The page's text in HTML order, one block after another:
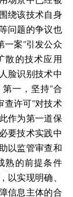
绕该技术自身
问题的争议也
一案”引发公众
散的技术应用
脸识别技术中
一，坚持“合
查许可”对技术
作为第一道保
要技术实践中
以监管审查和
熟的前提条件
以实现明确、
信息主体的合